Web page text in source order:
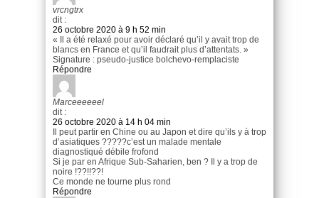
vrcngtrx
dit :
26 octobre 2020 à 9 h 52 min
« Il a été relaxé pour avoir déclaré qu’il y avait trop de
blancs en France et qu’il faudrait plus d’attentats. »
Signature : pseudo-justice bolchevo-remplaciste
Répondre
Marceeeeeel
dit :
26 octobre 2020 à 14 h 04 min
Il peut partir en Chine ou au Japon et dire qu’ils y à trop
d’asiatiques ?????c’est un malade mentale
diagnostiqué débile frofond
Si je par en Afrique Sub-Saharien, ben ? Il y a trop de
noire !??!!??!
Ce monde ne tourne plus rond
Répondre